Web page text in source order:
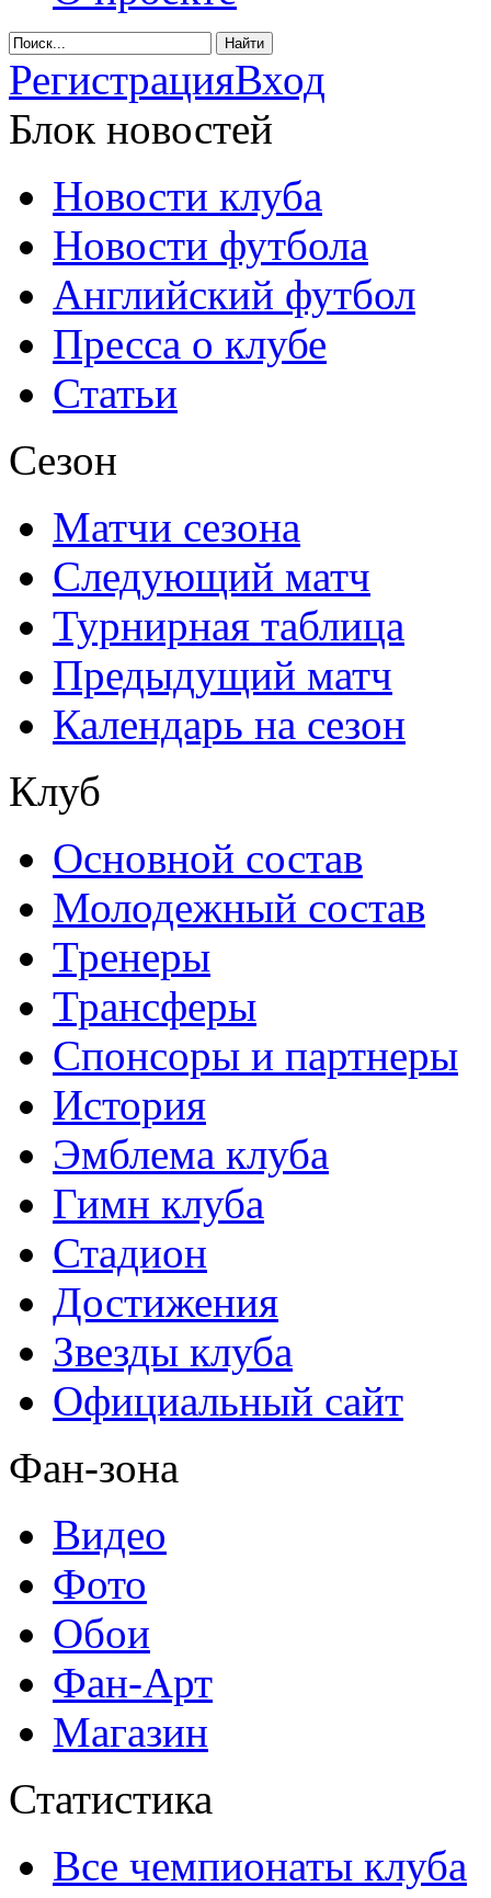
РегистрацияВход
Блок новостей
Новости клуба
Новости футбола
Английский футбол
Пресса о клубе
Статьи
Сезон
Матчи сезона
Следующий матч
Турнирная таблица
Предыдущий матч
Календарь на сезон
Клуб
Основной состав
Молодежный состав
Тренеры
Трансферы
Спонсоры и партнеры
История
Эмблема клуба
Гимн клуба
Стадион
Достижения
Звезды клуба
Официальный сайт
Фан-зона
Видео
Фото
Обои
Фан-Арт
Магазин
Статистика
Все чемпионаты клуба